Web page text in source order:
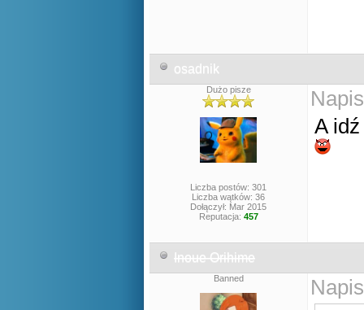
osadnik
Dużo pisze
Liczba postów: 301
Liczba wątków: 36
Dołączył: Mar 2015
Reputacja: 457
A
Inoue Orihime
Banned